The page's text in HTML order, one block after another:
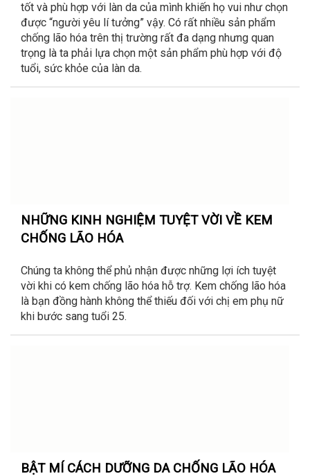
tốt và phù hợp với làn da của mình khiến họ vui như chọn
được “người yêu lí tưởng” vậy. Có rất nhiều sản phẩm
chống lão hóa trên thị trường rất đa dạng nhưng quan
trọng là ta phải lựa chọn một sản phẩm phù hợp với độ
tuổi, sức khỏe của làn da.
NHỮNG KINH NGHIỆM TUYỆT VỜI VỀ KEM
CHỐNG LÃO HÓA
Chúng ta không thể phủ nhận được những lợi ích tuyệt
vời khi có kem chống lão hóa hỗ trợ. Kem chống lão hóa
là bạn đồng hành không thể thiếu đối với chị em phụ nữ
khi bước sang tuổi 25.
BẬT MÍ CÁCH DƯỠNG DA CHỐNG LÃO HÓA